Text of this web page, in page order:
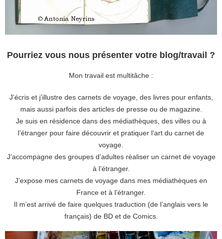
Pourriez vous nous présenter votre blog/travail ?
Mon travail est multitâche :
J’écris et j’illustre des carnets de voyage, des livres pour enfants,
mais aussi parfois des articles de presse ou de magazine.
Je suis en résidence dans des médiathèques, des villes ou à
l’étranger pour faire découvrir et pratiquer l’art du carnet de
voyage.
J’accompagne des groupes d’adultes réaliser un carnet de voyage
à l’étranger.
J’expose mes carnets de voyage dans mes médiathèques en
France et à l’étranger.
Il m’est arrivé de faire quelques traduction (de l’anglais vers le
français) de BD et de Comics.